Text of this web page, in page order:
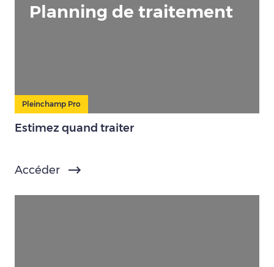
Planning de traitement
Pleinchamp Pro
Estimez quand traiter
Accéder